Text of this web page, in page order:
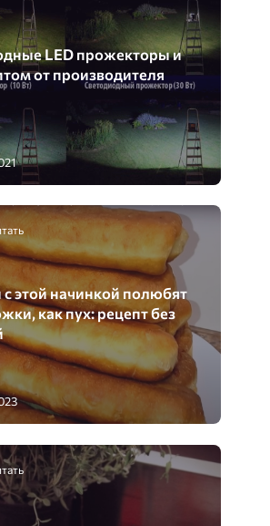
LED прожекторы и
от производителя
этой начинкой полюбят
как пух: рецепт без